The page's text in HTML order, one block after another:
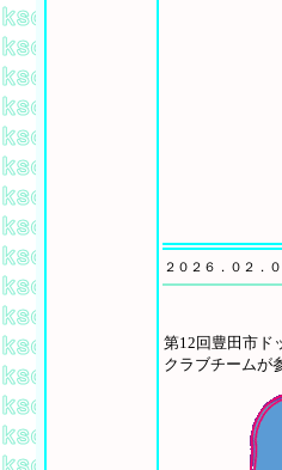
２０２６．０２．０
第12回豊田市ド
クラブチームが